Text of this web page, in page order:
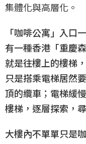
集體化與高層化。
「咖啡公寓」入口
有一種香港「重慶
就是往樓上的樓梯
只是搭乘電梯居然
頂的纜車；電梯緩
樓梯，逐層探索，
大樓內不單單只是